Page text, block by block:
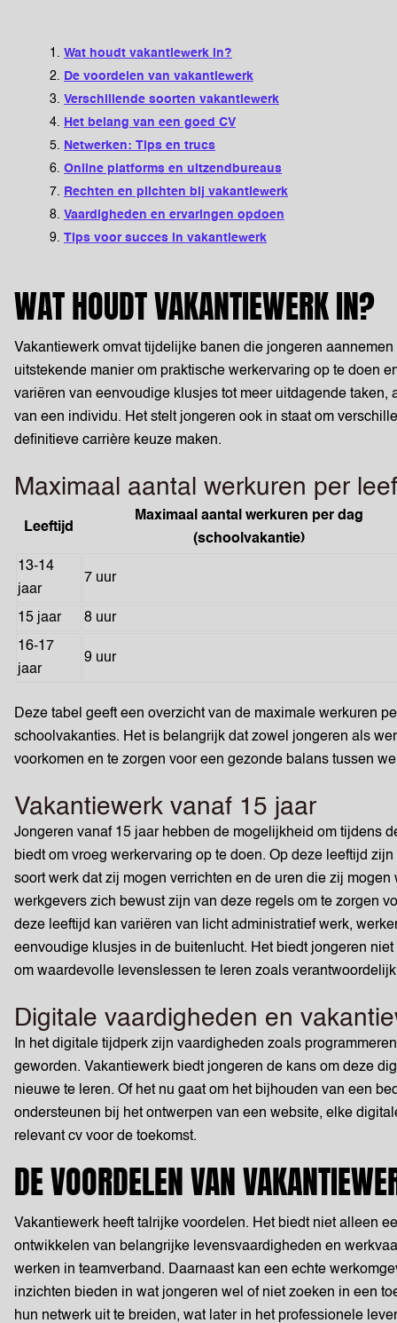
Wat houdt vakantiewerk in?
De voordelen van vakantiewerk
Verschillende soorten vakantiewerk
Het belang van een goed CV
Netwerken: Tips en trucs
Online platforms en uitzendbureaus
Rechten en plichten bij vakantiewerk
Vaardigheden en ervaringen opdoen
Tips voor succes in vakantiewerk
WAT HOUDT VAKANTIEWERK IN?
Vakantiewerk omvat tijdelijke banen die jongeren
uitstekende manier om praktische werkervaring op te doen
variëren van eenvoudige klusjes tot meer uitdagende
van een individu. Het stelt jongeren ook in staat om
definitieve carrière keuze maken.
Maximaal aantal werkuren per
Leeftijd
Maximaal aantal werkuren per dag
(schoolvakantie)
13-14
jaar
7 uur
15 jaar
8 uur
16-17
jaar
9 uur
Deze tabel geeft een overzicht van de maximale werkuren
schoolvakanties. Het is belangrijk dat zowel jongeren als
voorkomen en te zorgen voor een gezonde balans tussen
Vakantiewerk vanaf 15 jaar
Jongeren vanaf 15 jaar hebben de mogelijkheid om tijdens
biedt om vroeg werkervaring op te doen. Op deze leeftijd
soort werk dat zij mogen verrichten en de uren die zij
werkgevers zich bewust zijn van deze regels om te zorgen
deze leeftijd kan variëren van licht administratief werk,
eenvoudige klusjes in de buitenlucht. Het biedt jongeren
om waardevolle levenslessen te leren zoals
Digitale vaardigheden en
In het digitale tijdperk zijn vaardigheden zoals
geworden. Vakantiewerk biedt jongeren de kans om deze
nieuwe te leren. Of het nu gaat om het bijhouden van een
ondersteunen bij het ontwerpen van een website, elke
relevant cv voor de toekomst.
DE VOORDELEN VAN
Vakantiewerk heeft talrijke voordelen. Het biedt niet alleen
ontwikkelen van belangrijke levensvaardigheden en
werken in teamverband. Daarnaast kan een echte
inzichten bieden in wat jongeren wel of niet zoeken in een
hun netwerk uit te breiden, wat later in het professionele